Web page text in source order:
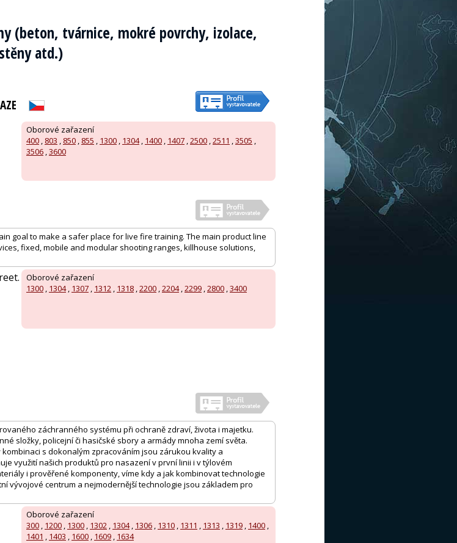
(beton, tvárnice, mokré povrchy, izolace,
atd.)
Oborové zařazení
400 , 803 , 850 , 855 , 1300 , 1304, 1400 , 1407 ,2500 ,2511 ,3505 ,
3506 ,3600
goal to make a safer place for live fire training. The main product line
fixed, mobile and modular shooting ranges, killhouse solutions,
Oborové zařazení
1300 , 1304, 1307 , 1312 , 1318 ,2200 ,2204,2299 ,2800 ,3400
záchranného systému při ochraně zdraví, života i majetku.
složky, policejní či hasičské sbory a armády mnoha zemí světa.
s dokonalým zpracováním jsou zárukou kvality a
využití našich produktů pro nasazení v první linii i v týlovém
i prověřené komponenty, víme kdy a jak kombinovat technologie
vývojové centrum a nejmodernější technologie jsou základem pro
Oborové zařazení
300 , 1200 , 1300 , 1302 , 1304, 1306 , 1310 , 1311 , 1313 , 1319 , 1400 ,
1401 , 1403 , 1600 , 1609 , 1634